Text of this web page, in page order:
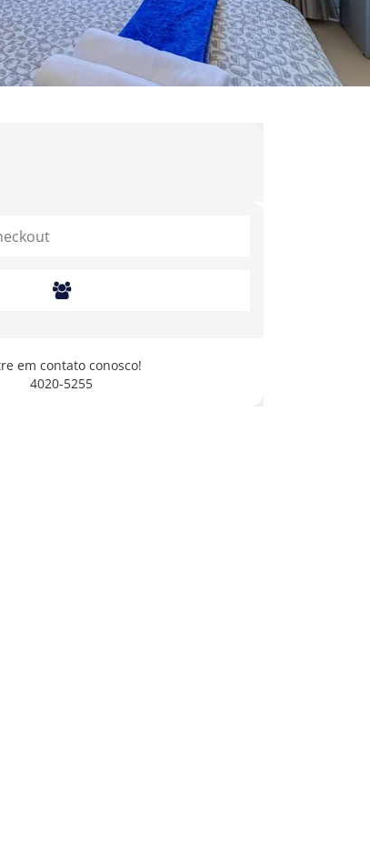
em contato conosco!
4020-5255